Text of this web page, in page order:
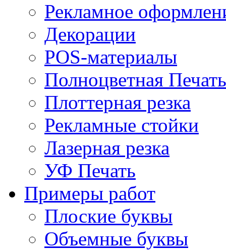
Рекламное
Декорации
POS-материалы
Полноцветная Печать
Плоттерная резка
Рекламные стойки
Лазерная резка
УФ Печать
Примеры работ
Плоские буквы
Объемные буквы